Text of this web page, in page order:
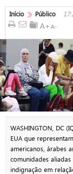
Início Público
WASHINGTON, DC
EUA que
americanos, árabes
comunidades
indignação em